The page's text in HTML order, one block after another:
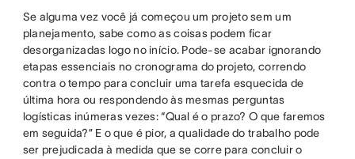
Se alguma vez você já começou um projeto sem um
planejamento, sabe como as coisas podem ficar
desorganizadas logo no início. Pode-se acabar ignorando
etapas essenciais no cronograma do projeto, correndo
contra o tempo para concluir uma tarefa esquecida de
última hora ou respondendo às mesmas perguntas
logísticas inúmeras vezes: “Qual é o prazo? O que faremos
em seguida?” E o que é pior, a qualidade do trabalho pode
ser prejudicada à medida que se corre para concluir o